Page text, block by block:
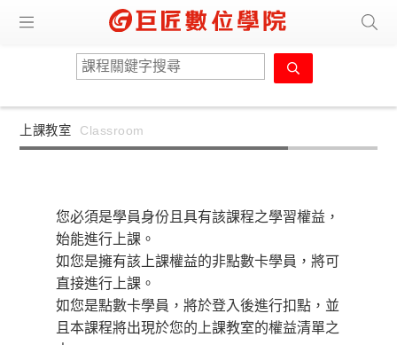
上課教室 Classroom
您必須是學員身份且具有該課程之學習權益，
始能進行上課。
如您是擁有該上課權益的非點數卡學員，將可
直接進行上課。
如您是點數卡學員，將於登入後進行扣點，並
且本課程將出現於您的上課教室的權益清單之